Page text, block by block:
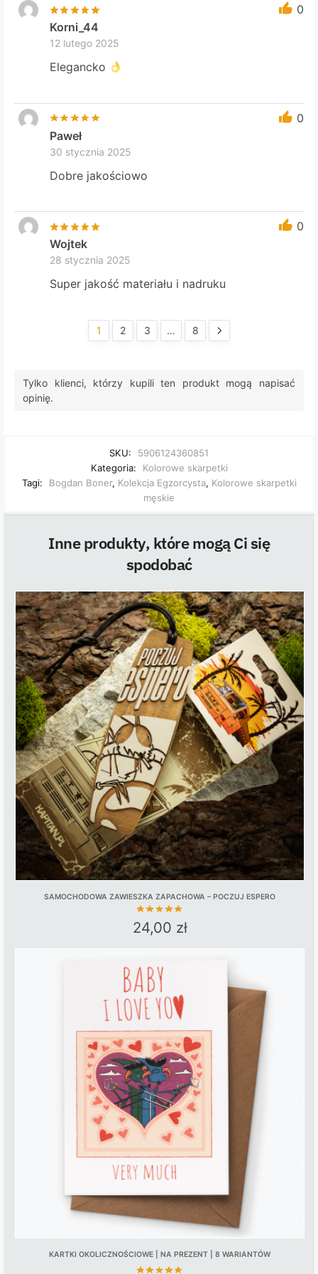
0
Korni_44
12 lutego 2025
Elegancko
0
Paweł
30 stycznia 2025
Dobre jakościowo
0
Wojtek
28 stycznia 2025
Super jakość materiału i nadruku
1 2 3 … 8
Tylko klienci, którzy kupili ten produkt mogą napisać
opinię.
SKU:
5906124360851
Kategoria:
Kolorowe skarpetki
Tagi:
Bogdan Boner, Kolekcja Egzorcysta, Kolorowe skarpetki
męskie
Inne produkty, które mogą Ci się
spodobać
SAMOCHODOWA ZAWIESZKA ZAPACHOWA – POCZUJ ESPERO
24,00 zł
KARTKI OKOLICZNOŚCIOWE | NA PREZENT | 8 WARIANTÓW